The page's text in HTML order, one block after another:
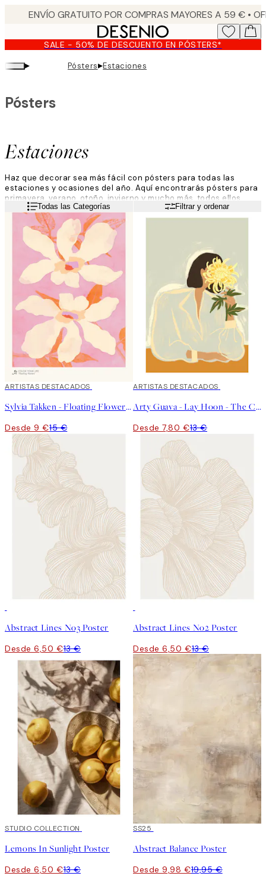
content.SALE - 50% DE DESCUENTO EN PÓSTERS*
▸ Pósters▸Estaciones
Estaciones
Pósters
Haz que decorar sea más fácil con pósters para todas las
estaciones y ocasiones del año. Aquí encontrarás pósters para
primavera, verano, otoño, invierno y mucho más, todos ellos
disponibles desde un solo lugar. Explora una amplia gama de
fotografías, ilustraciones y pósters de texto para cada estación
y habitación de tu hogar.
Leer másTodas las Categorías Filtrar y ordenar
40%*
ARTISTAS DESTACADOS
Sylvia Takken - Floating Flowers Poster
Desde 9 €15 €
40%*
ARTISTAS DESTACADOS
Arty Guava - Lay Hoon - The Chrysanthemum Poster
Desde 7,80 €13 €
Abstract Lines No3 Poster
Desde 6,50 €13 €
Abstract Lines No2 Poster
Desde 6,50 €13 €
50%*
STUDIO COLLECTION
Lemons In Sunlight Poster
Desde 6,50 €13 €
50%*
SS25
Abstract Balance Poster
Desde 9,98 €19,95 €